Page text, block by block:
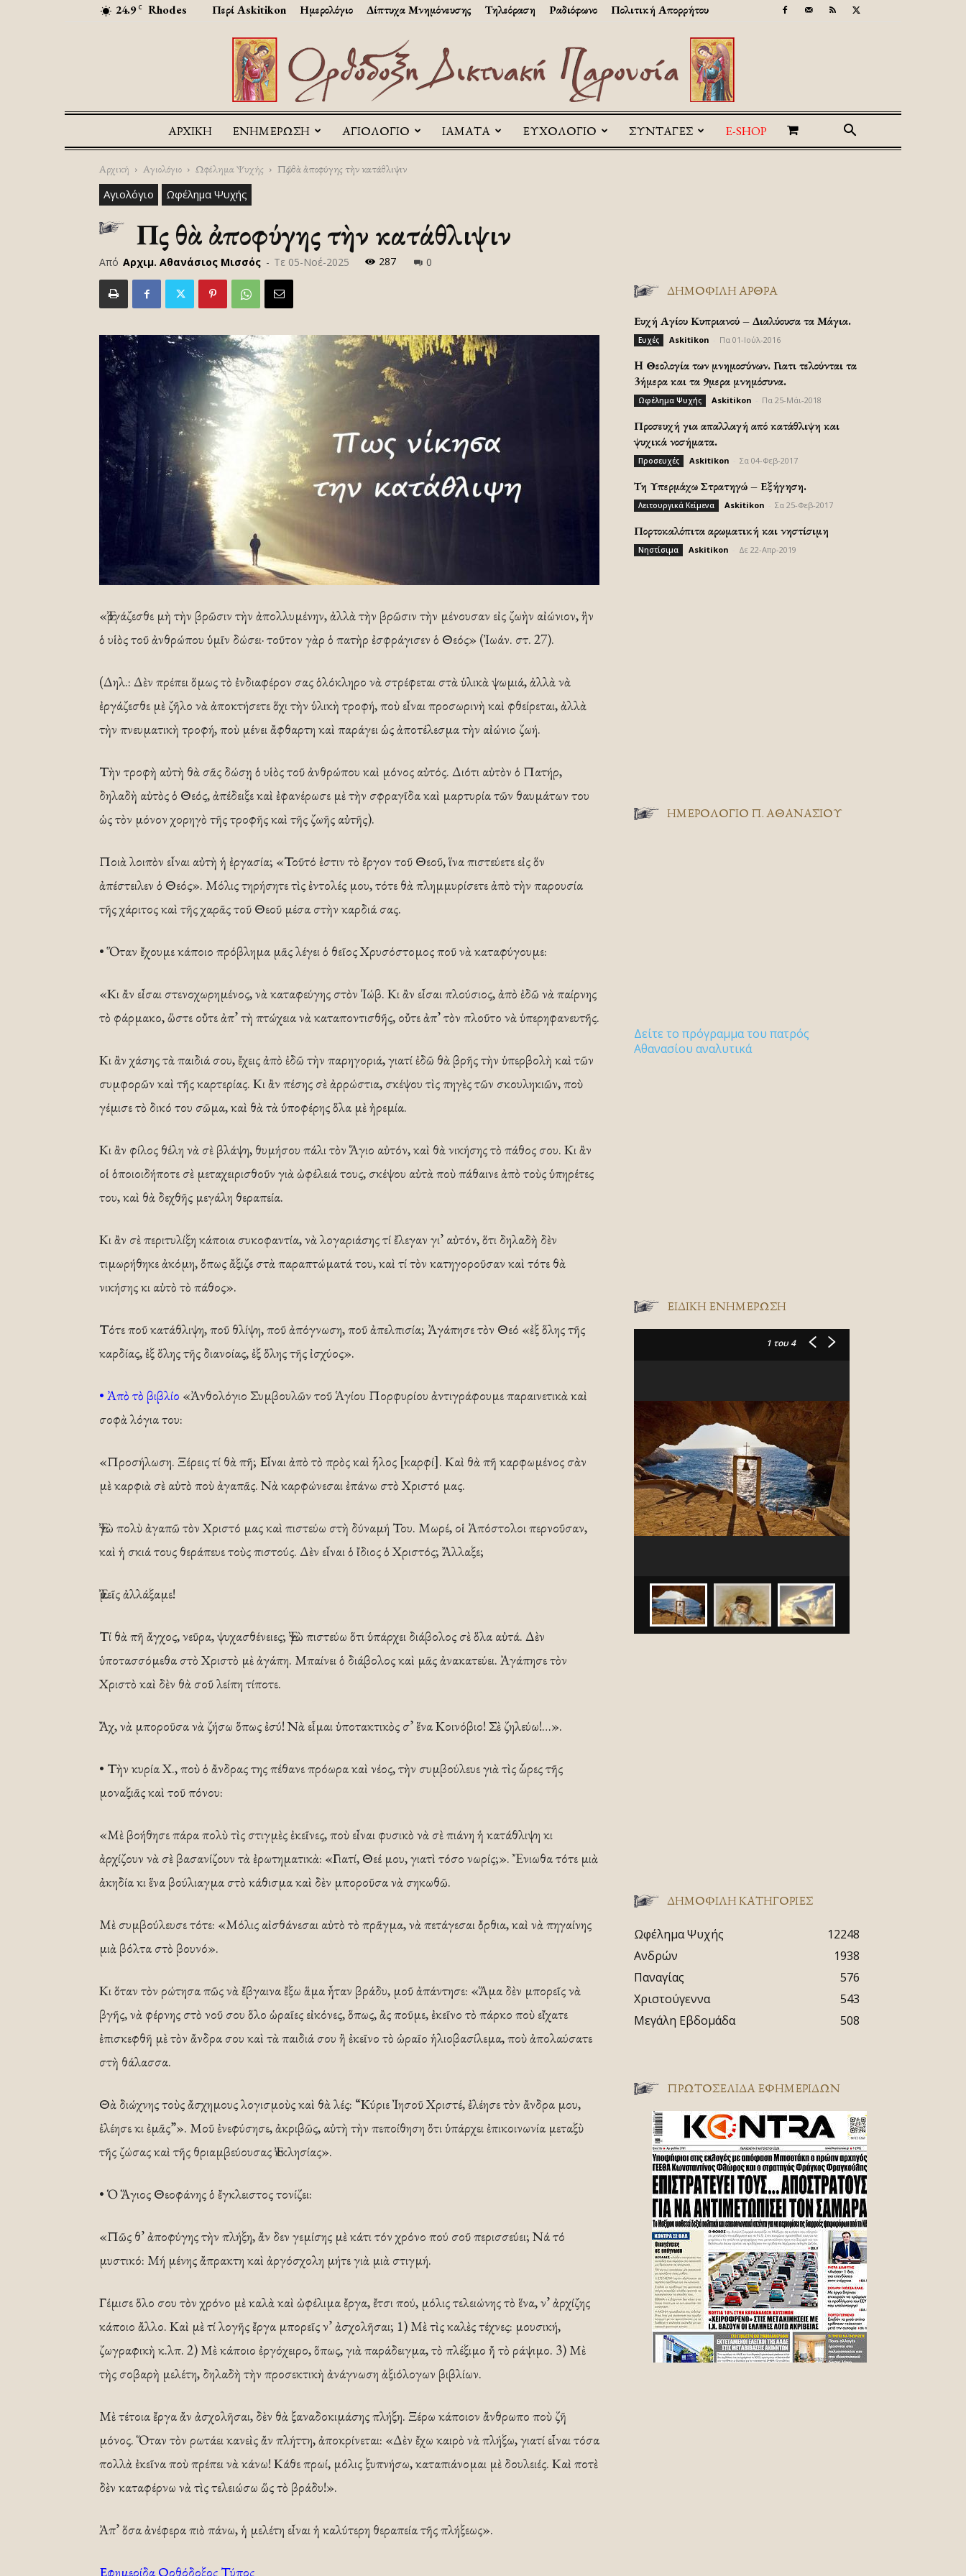
24.9 C Rhodes Περί Askitikon Ημερολόγιο Δίπτυχα Μνημόνευσης Τηλεόραση Ραδιόφωνο Πολιτική Απορρήτου
Askitikon
ΑΡΧΙΚΉ ΕΝΗΜΕΡΩΣΗ ΑΓΙΟΛΟΓΙΟ ΙΑΜΑΤΑ ΕΥΧΟΛΟΓΙΟ ΣΥΝΤΑΓΕΣ E-SHOP
Αρχική Αγιολόγιο Ωφέλημα Ψυχής Πῶς θὰ ἀποφύγης τὴν κατάθλιψιν
Αγιολόγιο Ωφέλημα Ψυχής
Πῶς θὰ ἀποφύγης τὴν κατάθλιψιν
Από Αρχιμ. Αθανάσιος Μισσός - Τε 05-Νοέ-2025 287 0
«Ἐργάζεσθε μὴ τὴν βρῶσιν τὴν ἀπολλυμένην, ἀλλὰ τὴν βρῶσιν τὴν μένουσαν εἰς ζωὴν αἰώνιον, ἣν
ὁ υἱὸς τοῦ ἀνθρώπου ὑμῖν δώσει· τοῦτον γὰρ ὁ πατὴρ ἐσφράγισεν ὁ Θεός» (Ἰωάν. στ. 27).
(Δηλ.: Δὲν πρέπει ὅμως τὸ ἐνδιαφέρον σας ὁλόκληρο νὰ στρέφεται στὰ ὑλικὰ ψωμιά, ἀλλὰ νὰ
ἐργάζεσθε μὲ ζῆλο νὰ ἀποκτήσετε ὅχι τὴν ὑλικὴ τροφή, ποὺ εἶναι προσωρινὴ καὶ φθείρεται, ἀλλὰ
τὴν πνευματικὴ τροφή, ποὺ μένει ἄφθαρτη καὶ παράγει ὡς ἀποτέλεσμα τὴν αἰώνιο ζωή.
Τὴν τροφὴ αὐτὴ θὰ σᾶς δώσῃ ὁ υἱὸς τοῦ ἀνθρώπου καὶ μόνος αὐτός. Διότι αὐτὸν ὁ Πατήρ,
δηλαδὴ αὐτὸς ὁ Θεός, ἀπέδειξε καὶ ἐφανέρωσε μὲ τὴν σφραγῖδα καὶ μαρτυρία τῶν θαυμάτων του
ὡς τὸν μόνον χορηγὸ τῆς τροφῆς καὶ τῆς ζωῆς αὐτῆς).
Ποιὰ λοιπὸν εἶναι αὐτὴ ἡ ἐργασία; «Τοῦτό ἐστιν τὸ ἔργον τοῦ Θεοῦ, ἵνα πιστεύετε εἰς ὅν
ἀπέστειλεν ὁ Θεός». Μόλις τηρήσητε τὶς ἐντολές μου, τότε θὰ πλημμυρίσετε ἀπὸ τὴν παρουσία
τῆς χάριτος καὶ τῆς χαρᾶς τοῦ Θεοῦ μέσα στὴν καρδιά σας.
• Ὅταν ἔχουμε κάποιο πρόβλημα μᾶς λέγει ὁ θεῖος Χρυσόστομος ποῦ νὰ καταφύγουμε:
«Κι ἄν εἶσαι στενοχωρημένος, νὰ καταφεύγης στὸν Ἰώβ. Κι ἂν εἶσαι πλούσιος, ἀπὸ ἐδῶ νὰ παίρνης
τὸ φάρμακο, ὥστε οὔτε ἀπ’ τὴ πτώχεια νὰ καταποντισθῆς, οὔτε ἀπ’ τὸν πλοῦτο νὰ ὑπερηφανευτῆς.
Κι ἂν χάσης τὰ παιδιά σου, ἔχεις ἀπὸ ἐδῶ τὴν παρηγοριά, γιατί ἐδῶ θὰ βρῆς τὴν ὑπερβολὴ καὶ τῶν
συμφορῶν καὶ τῆς καρτερίας. Κι ἂν πέσης σὲ ἀρρώστια, σκέψου τὶς πηγὲς τῶν σκουληκιῶν, ποὺ
γέμισε τὸ δικό του σῶμα, καὶ θὰ τὰ ὑποφέρης ὅλα μὲ ἠρεμία.
Κι ἂν φίλος θέλη νὰ σὲ βλάψη, θυμήσου πάλι τὸν Ἅγιο αὐτόν, καὶ θὰ νικήσης τὸ πάθος σου. Κι ἂν
οἱ ὁποιοιδήποτε σὲ μεταχειρισθοῦν γιὰ ὠφέλειά τους, σκέψου αὐτὰ ποὺ πάθαινε ἀπὸ τοὺς ὑπηρέτες
του, καὶ θὰ δεχθῆς μεγάλη θεραπεία.
Κι ἂν σὲ περιτυλίξη κάποια συκοφαντία, νὰ λογαριάσης τί ἔλεγαν γι’ αὐτόν, ὅτι δηλαδὴ δὲν
τιμωρήθηκε ἀκόμη, ὅπως ἄξιζε στὰ παραπτώματά του, καὶ τί τὸν κατηγοροῦσαν καὶ τότε θὰ
νικήσης κι αὐτὸ τὸ πάθος».
Τότε ποῦ κατάθλιψη, ποῦ θλίψη, ποῦ ἀπόγνωση, ποῦ ἀπελπισία; Ἀγάπησε τὸν Θεό «ἐξ ὅλης τῆς
καρδίας, ἐξ ὅλης τῆς διανοίας, ἐξ ὅλης τῆς ἰσχύος».
• Ἀπὸ τὸ βιβλίο «Ἀνθολόγιο Συμβουλῶν τοῦ Ἁγίου Πορφυρίου ἀντιγράφουμε παραινετικὰ καὶ
σοφὰ λόγια του:
«Προσήλωση. Ξέρεις τί θὰ πῆ; Εἶναι ἀπὸ τὸ πρὸς καὶ ἧλος [καρφί]. Καὶ θὰ πῆ καρφωμένος σὰν
μὲ καρφιὰ σὲ αὐτὸ ποὺ ἀγαπᾶς. Νὰ καρφώνεσαι ἐπάνω στὸ Χριστό μας.
Ἐγὼ πολὺ ἀγαπῶ τὸν Χριστό μας καὶ πιστεύω στὴ δύναμή Του. Μωρέ, οἱ Ἀπόστολοι περνοῦσαν,
καὶ ἡ σκιά τους θεράπευε τοὺς πιστούς. Δὲν εἶναι ὁ ἴδιος ὁ Χριστός; Ἄλλαξε;
Ἐμεῖς ἀλλάξαμε!
Τί θὰ πῆ ἄγχος, νεῦρα, ψυχασθένειες; Ἐγὼ πιστεύω ὅτι ὑπάρχει διάβολος σὲ ὅλα αὐτά. Δὲν
ὑποτασσόμεθα στὸ Χριστὸ μὲ ἀγάπη. Μπαίνει ὁ διάβολος καὶ μᾶς ἀνακατεύει. Ἀγάπησε τὸν
Χριστὸ καὶ δὲν θὰ σοῦ λείπη τίποτε.
Ἄχ, νὰ μποροῦσα νὰ ζήσω ὅπως ἐσύ! Νὰ εἶμαι ὑποτακτικὸς σ’ ἕνα Κοινόβιο! Σὲ ζηλεύω!…».
• Τὴν κυρία Χ., ποὺ ὁ ἄνδρας της πέθανε πρόωρα καὶ νέος, τὴν συμβούλευε γιὰ τὶς ὧρες τῆς
μοναξιᾶς καὶ τοῦ πόνου:
«Μὲ βοήθησε πάρα πολὺ τὶς στιγμὲς ἐκεῖνες, ποὺ εἶναι φυσικὸ νὰ σὲ πιάνη ἡ κατάθλιψη κι
ἀρχίζουν νὰ σὲ βασανίζουν τὰ ἐρωτηματικὰ: «Γιατί, Θεέ μου, γιατὶ τόσο νωρίς;». Ἔνιωθα τότε μιὰ
ἀκηδία κι ἕνα βούλιαγμα στὸ κάθισμα καὶ δὲν μποροῦ­­σα νὰ σηκωθῶ.
Μὲ συμβούλευσε τότε: «Μόλις αἰσθάνεσαι αὐτὸ τὸ πρᾶγμα, νὰ πετάγεσαι ὄρθια, καὶ νὰ πηγαίνης
μιὰ βόλτα στὸ βουνό».
Κι ὅταν τὸν ρώτησα πῶς νὰ ἔβγαινα ἔξω ἅμα ἦταν βράδυ, μοῦ ἀπάντησε: «Ἅμα δὲν μπορεῖς νὰ
βγῆς, νὰ φέρνης στὸ νοῦ σου ὅλο ὡραῖ­ες εἰκόνες, ὅπως, ἂς ποῦμε, ἐκεῖνο τὸ πάρκο ποὺ εἴχατε
ἐπισκεφθῆ μὲ τὸν ἄνδρα σου καὶ τὰ παιδιά σου ἢ ἐκεῖνο τὸ ὡραῖο ἡλιοβασίλεμα, ποὺ ἀπολαύσατε
στὴ θάλασσα.
Θὰ διώχνης τοὺς ἄσχημους λογισμοὺς καὶ θὰ λές: “Κύριε Ἰησοῦ Χριστέ, ἐλέησε τὸν ἄνδρα μου,
ἐλέησε κι ἐμᾶς”». Μοῦ ἐνεφύσησε, ἀκριβῶς, αὐτὴ τὴν πεποίθηση ὅτι ὑπάρχει ἐπικοινωνία μεταξὺ
τῆς ζώσας καὶ τῆς θριαμβεύουσας Ἐκκλησίας».
• Ὁ Ἅγιος Θεοφάνης ὁ ἔγκλειστος τονίζει:
«Πῶς θ’ ἀποφύγης τὴν πλήξη, ἄν δεν γεμίσης μὲ κάτι τόν χρόνο πού σοῦ περισσεύει; Νά τό
μυστικό: Μή μένης ἄπρακτη καὶ ἀργόσχολη μήτε γιὰ μιὰ στιγμή.
Γέμισε ὅλο σου τὸν χρόνο μὲ καλὰ καὶ ὠφέλιμα ἔργα, ἔτσι πού, μόλις τελειώνης τὸ ἕνα, ν’ ἀρχίζης
κάποιο ἄλλο. Καὶ μὲ τί λογῆς ἔργα μπορεῖς ν’ ἀσχολῆσαι; 1) Μὲ τὶς καλὲς τέχνες: μουσική,
ζωγραφικὴ κ.λπ. 2) Μὲ κάποιο ἐργόχειρο, ὅπως, γιὰ παράδειγμα, τὸ πλέξιμο ἤ τὸ ράψιμο. 3) Μὲ
τὴς σοβαρὴ μελέτη, δηλαδὴ τὴν προσ­εκτικὴ ἀνάγνωση ἀξιόλογων βιβλίων.
Μὲ τέτοια ἔργα ἄν ἀσχολῆσαι, δὲν θὰ ξαναδοκιμάσης πλήξη. Ξέρω κάποιον ἄνθρωπο ποὺ ζῆ
μόνος. Ὅταν τὸν ρωτάει κανεὶς ἄν πλήττη, ἀποκρίνεται: «Δὲν ἔχω καιρὸ νὰ πλήξω, γιατί εἶναι τόσα
πολλὰ ἐκεῖνα ποὺ πρέπει νὰ κάνω! Κάθε πρωί, μόλις ξυπνήσω, καταπιάνομαι μὲ δουλειές. Καὶ ποτὲ
δὲν καταφέρνω νὰ τὶς τελειώσω ὥς τὸ βράδυ!».
Ἀπ’ ὅσα ἀνέφερα πιὸ πάνω, ἡ μελέτη εἶναι ἡ καλύτερη θεραπεία τῆς πλήξεως».
Εφημερίδα Ορθόδοξος Τύπος
ΔΗΜΟΦΙΛΗ ΑΡΘΡΑ
Ευχή Αγίου Κυπριανού – Διαλύουσα τα Μάγια.
Ευχές Askitikon Πα 01-Ιούλ-2016
H Θεολογία των μνημοσύνων. Γιατι τελούνται τα
3ήμερα και τα 9μερα μνημόσυνα.
Ωφέλημα Ψυχής Askitikon Πα 25-Μάι-2018
Προσευχή για απαλλαγή από κατάθλιψη και
ψυχικά νοσήματα.
Προσευχές Askitikon Σα 04-Φεβ-2017
Τη Υπερμάχω Στρατηγώ – Εξήγηση.
Λειτουργικά Κείμενα Askitikon Σα 25-Φεβ-2017
Πορτοκαλόπιτα αρωματική και νηστίσιμη
Νηστίσιμα Askitikon Δε 22-Απρ-2019
ΗΜΕΡΟΛΟΓΙΟ Π. ΑΘΑΝΑΣΙΟΥ
Δείτε το πρόγραμμα του πατρός
Αθανασίου αναλυτικά
ΕΙΔΙΚΉ ΕΝΗΜΈΡΩΣΗ
1 του 4
ΔΗΜΟΦΙΛΗ ΚΑΤΗΓΟΡΙΕΣ
Ωφέλημα Ψυχής
12248
Ανδρών
1938
Παναγίας
576
Χριστούγεννα
543
Μεγάλη Εβδομάδα
508
ΠΡΩΤΟΣΈΛΙΔΑ ΕΦΗΜΕΡΊΔΩΝ